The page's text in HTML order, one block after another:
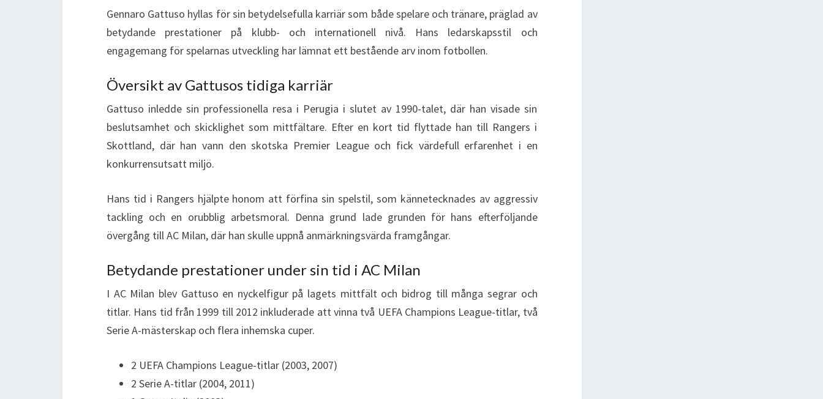
Gennaro Gattuso hyllas för sin betydelsefulla karriär som både spelare och tränare, präglad av
betydande prestationer på klubb- och internationell nivå. Hans ledarskapsstil och
engagemang för spelarnas utveckling har lämnat ett bestående arv inom fotbollen.
Översikt av Gattusos tidiga karriär
Gattuso inledde sin professionella resa i Perugia i slutet av 1990-talet, där han visade sin
beslutsamhet och skicklighet som mittfältare. Efter en kort tid flyttade han till Rangers i
Skottland, där han vann den skotska Premier League och fick värdefull erfarenhet i en
konkurrensutsatt miljö.
Hans tid i Rangers hjälpte honom att förfina sin spelstil, som kännetecknades av aggressiv
tackling och en orubblig arbetsmoral. Denna grund lade grunden för hans efterföljande
övergång till AC Milan, där han skulle uppnå anmärkningsvärda framgångar.
Betydande prestationer under sin tid i AC Milan
I AC Milan blev Gattuso en nyckelfigur på lagets mittfält och bidrog till många segrar och
titlar. Hans tid från 1999 till 2012 inkluderade att vinna två UEFA Champions League-titlar, två
Serie A-mästerskap och flera inhemska cuper.
2 UEFA Champions League-titlar (2003, 2007)
2 Serie A-titlar (2004, 2011)